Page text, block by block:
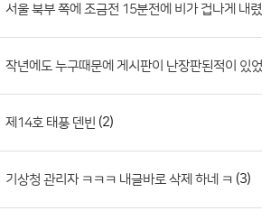
서울 북부 쪽에 조금전 15분전에 비가 겁나게 내렸는
작년에도 누구때문에 게시판이 난장판된적이 있었는
제14호 태풍 덴빈 (2)
기상청 관리자 ㅋㅋㅋ 내글바로 삭제 하네 ㅋ (3)